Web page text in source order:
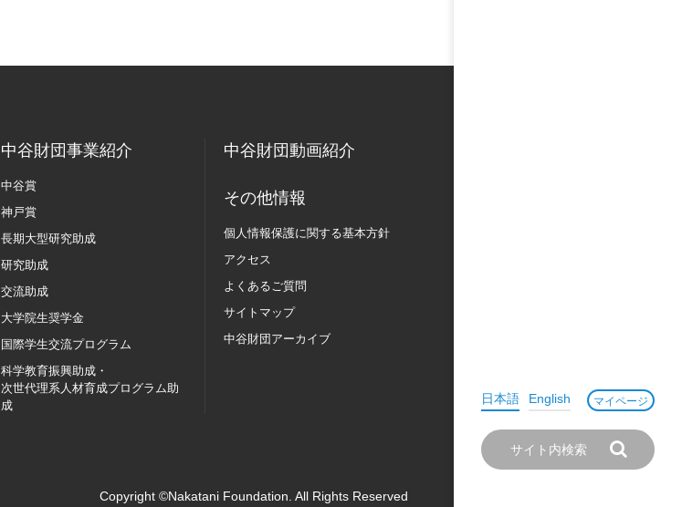
日本語 English マイページ
中谷財団事業紹介
中谷賞
神戸賞
長期大型研究助成
研究助成
交流助成
大学院生奨学金
国際学生交流プログラム
科学教育振興助成・
次世代理系人材育成プログラム助
成
中谷財団動画紹介
その他情報
個人情報保護に関する基本方針
アクセス
よくあるご質問
サイトマップ
中谷財団アーカイブ
Copyright ©Nakatani Foundation. All Rights Reserved